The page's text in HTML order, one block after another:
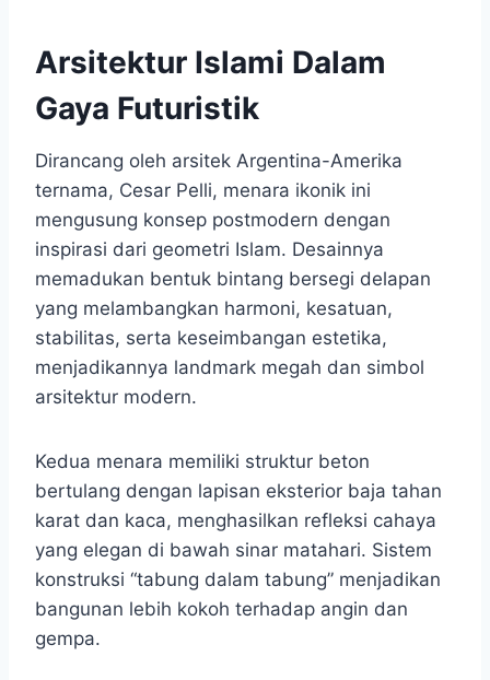
Arsitektur Islami Dalam
Gaya Futuristik
Dirancang oleh arsitek Argentina-Amerika
ternama, Cesar Pelli, menara ikonik ini
mengusung konsep postmodern dengan
inspirasi dari geometri Islam. Desainnya
memadukan bentuk bintang bersegi delapan
yang melambangkan harmoni, kesatuan,
stabilitas, serta keseimbangan estetika,
menjadikannya landmark megah dan simbol
arsitektur modern.
Kedua menara memiliki struktur beton
bertulang dengan lapisan eksterior baja tahan
karat dan kaca, menghasilkan refleksi cahaya
yang elegan di bawah sinar matahari. Sistem
konstruksi “tabung dalam tabung” menjadikan
bangunan lebih kokoh terhadap angin dan
gempa.​